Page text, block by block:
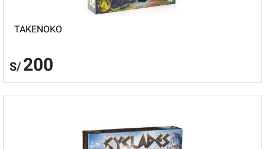
TAKENOKO
S/ 200